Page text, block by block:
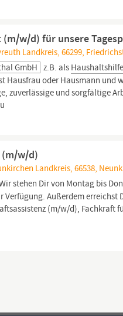
w/d) für unsere
Landkreis, 66299,
GmbH z.B. als
Hausfrau oder Hausmann
zuverlässige und sorgfältige
w/d)
Landkreis, 66538,
stehen Dir von Montag bis
Außerdem erreichst
(m/w/d), Fachkraft